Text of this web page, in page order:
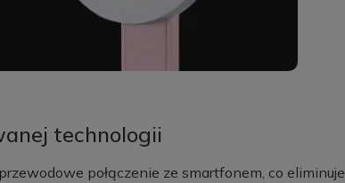
technologii
połączenie ze smartfonem, co eliminuje